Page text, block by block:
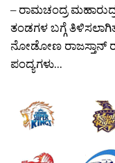
– ರಾಮಚಂದ್ರ
ತಂಡಗಳ ಬಗ್ಗೆ
ನೋಡೋಣ ರಾಜಸ್ತಾನ್
ಪಂದ್ಯಗಳು...